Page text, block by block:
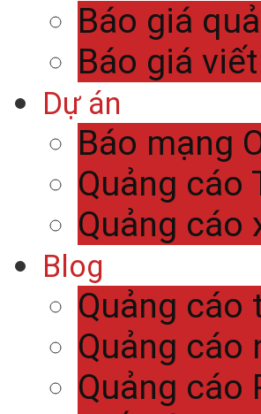
Báo giá
Báo giá
Dự án
Báo mạng
Quảng cáo
Quảng cáo
Blog
Quảng cáo
Quảng cáo
Quảng cáo